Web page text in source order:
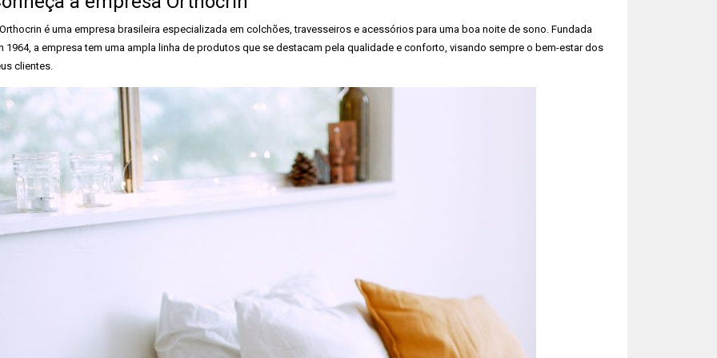
é uma empresa brasileira especializada em colchões, travesseiros e acessórios para uma boa noite de sono. Fundada
1964, a empresa tem uma ampla linha de produtos que se destacam pela qualidade e conforto, visando sempre o bem-estar dos
clientes.